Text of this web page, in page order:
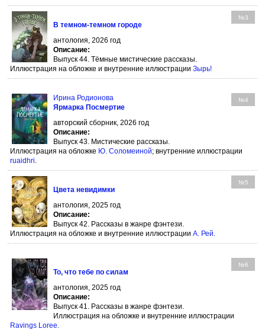
№3
В темном-темном городе
антология, 2026 год
Описание:
Выпуск 44. Тёмные мистические рассказы.
Иллюстрация на обложке и внутренние иллюстрации Зырь!
Ирина Родионова №4
Ярмарка Посмертие
авторский сборник, 2026 год
Описание:
Выпуск 43. Мистические рассказы.
Иллюстрация на обложке Ю. Соломеиной; внутренние иллюстрации
ruaidhri.
№5
Цвета невидимки
антология, 2025 год
Описание:
Выпуск 42. Рассказы в жанре фэнтези.
Иллюстрация на обложке и внутренние иллюстрации А. Рей.
№6
То, что тебе по силам
антология, 2025 год
Описание:
Выпуск 41. Рассказы в жанре фэнтези.
Иллюстрация на обложке и внутренние иллюстрации
Ravings Loree.